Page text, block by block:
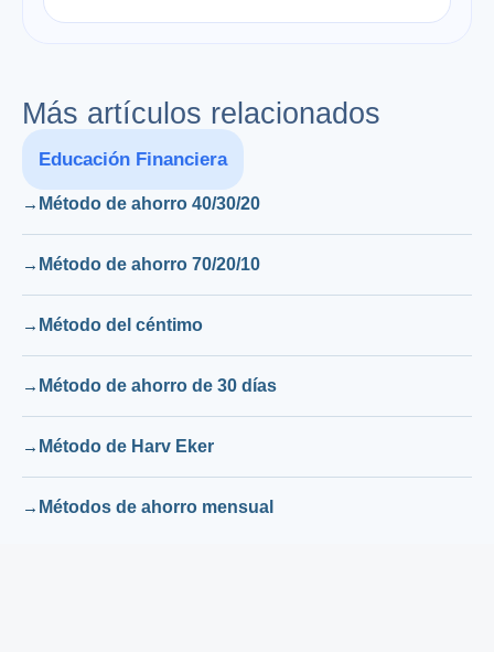
Más artículos relacionados
Educación Financiera
Método de ahorro 40/30/20
Método de ahorro 70/20/10
Método del céntimo
Método de ahorro de 30 días
Método de Harv Eker
Métodos de ahorro mensual